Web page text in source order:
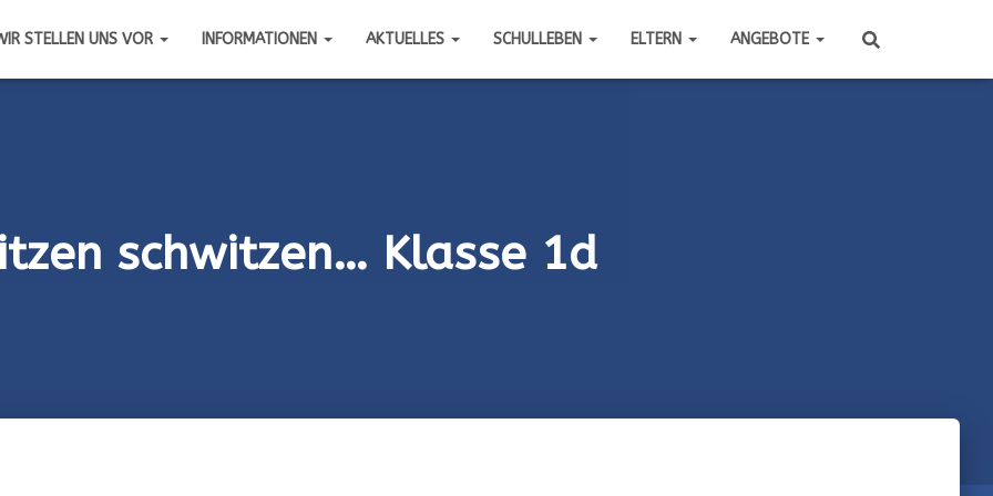
STELLEN UNS VOR INFORMATIONEN AKTUELLES SCHULLEBEN ELTERN ANGEBOTE
schwitzen… Klasse 1d